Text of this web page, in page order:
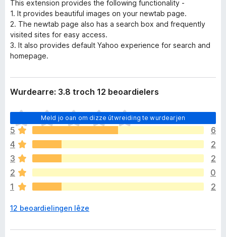
This extension provides the following functionality -
1. It provides beautiful images on your newtab page.
2. The newtab page also has a search box and frequently
visited sites for easy access.
3. It also provides default Yahoo experience for search and
homepage.
Wurdearre: 3.8 troch 12 beoardielers
Meld jo oan om dizze útwreiding te wurdearjen
D
e
r
b
i
n
n
e
o
h
5
6
4
2
3
2
2
0
1
2
12 beoardielingen lêze